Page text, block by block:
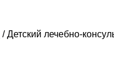
/ Детский лечебно-